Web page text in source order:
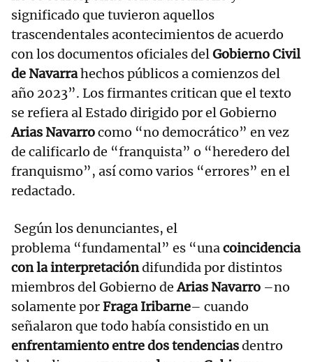
significado que tuvieron aquellos
trascendentales acontecimientos de acuerdo
con los documentos oficiales delGobierno Civil
de Navarrahechos públicos a comienzos del
año 2023”. Los firmantes critican que el texto
se refiera al Estado dirigido por el Gobierno
Arias Navarrocomo “no democrático” en vez
de calificarlo de “franquista” o “heredero del
franquismo”, así como varios “errores” en el
redactado.
Según los denunciantes, el
problema “fundamental” es “unacoincidencia
con la interpretacióndifundida por distintos
miembros del Gobierno deArias Navarro –no
solamente porFraga Iribarne– cuando
señalaron que todo había consistido en un
enfrentamiento entre dos tendenciasdentro